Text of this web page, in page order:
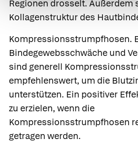
Regionen drosselt. Außerdem
Kollagenstruktur des
Kompressionsstrumpfhosen.
Bindegewebsschwäche und
sind generell
empfehlenswert, um die
unterstützen. Ein positiver
zu erzielen, wenn die
Kompressionsstrumpfhosen
getragen werden.